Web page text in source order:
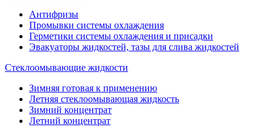
Антифризы
Промывки системы охлаждения
Герметики системы охлаждения и присадки
Эвакуаторы жидкостей, тазы для слива жидкостей
Стеклоомывающие жидкости
Зимняя готовая к применению
Летняя стеклоомывающая жидкость
Зимний концентрат
Летний концентрат